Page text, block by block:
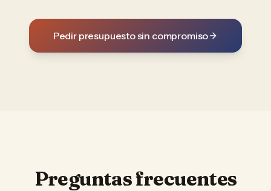
Pedir presupuesto sin compromiso
Preguntas frecuentes